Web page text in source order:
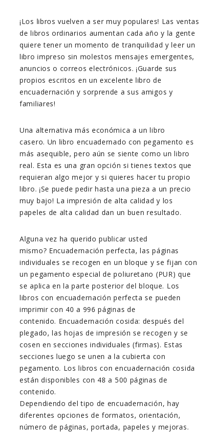
¡Los libros vuelven a ser muy populares! Las ventas
de libros ordinarios aumentan cada año y la gente
quiere tener un momento de tranquilidad y leer un
libro impreso sin molestos mensajes emergentes,
anuncios o correos electrónicos. ¡Guarde sus
propios escritos en un excelente libro de
encuadernación y sorprende a sus amigos y
familiares!
Una alternativa más económica a un libro
casero. Un libro encuadernado con pegamento es
más asequible, pero aún se siente como un libro
real. Esta es una gran opción si tienes textos que
requieran algo mejor y si quieres hacer tu propio
libro. ¡Se puede pedir hasta una pieza a un precio
muy bajo! La impresión de alta calidad y los
papeles de alta calidad dan un buen resultado.
Alguna vez ha querido publicar usted
mismo? Encuadernación perfecta, las páginas
individuales se recogen en un bloque y se fijan con
un pegamento especial de poliuretano (PUR) que
se aplica en la parte posterior del bloque. Los
libros con encuadernación perfecta se pueden
imprimir con 40 a 996 páginas de
contenido. Encuadernación cosida: después del
plegado, las hojas de impresión se recogen y se
cosen en secciones individuales (firmas). Estas
secciones luego se unen a la cubierta con
pegamento. Los libros con encuadernación cosida
están disponibles con 48 a 500 páginas de
contenido.
Dependiendo del tipo de encuadernación, hay
diferentes opciones de formatos, orientación,
número de páginas, portada, papeles y mejoras.